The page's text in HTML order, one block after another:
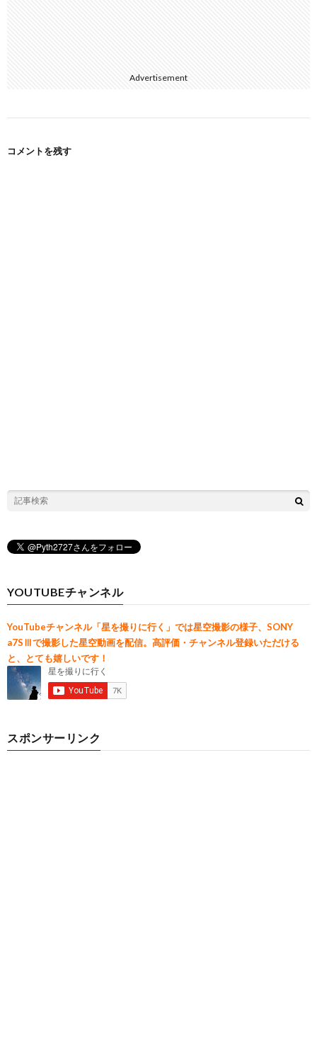
Advertisement
コメントを残す
YOUTUBEチャンネル
YouTubeチャンネル「星を撮りに行く」では星空撮影の様子、SONY
a7SⅢで撮影した星空動画を配信。高評価・チャンネル登録いただける
と、とても嬉しいです！
スポンサーリンク